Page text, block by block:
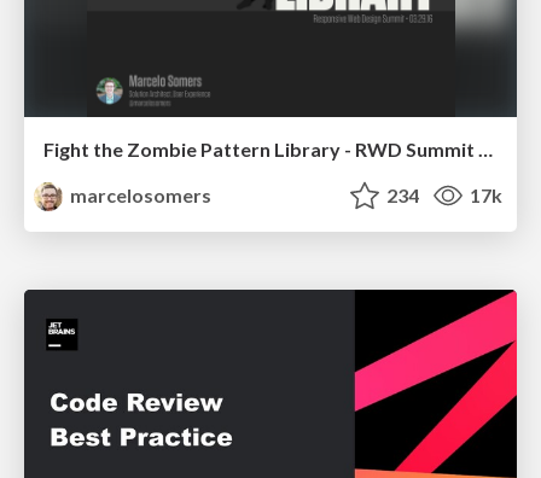
Fight the Zombie Pattern Library - RWD Summit 2016
marcelosomers
234 17k